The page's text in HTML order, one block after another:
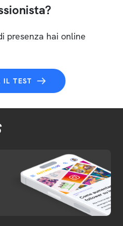
presenza hai online
IL TEST